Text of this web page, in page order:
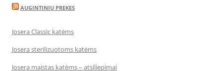
AUGINTINIU PREKES
Josera Classic katėms
Josera sterilizuotoms katėms
Josera maistas katėms – atsiliepimai